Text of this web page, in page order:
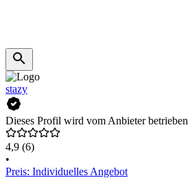
stazy
Dieses Profil wird vom Anbieter betrieben
4,9 (6)
•
Preis: Individuelles Angebot